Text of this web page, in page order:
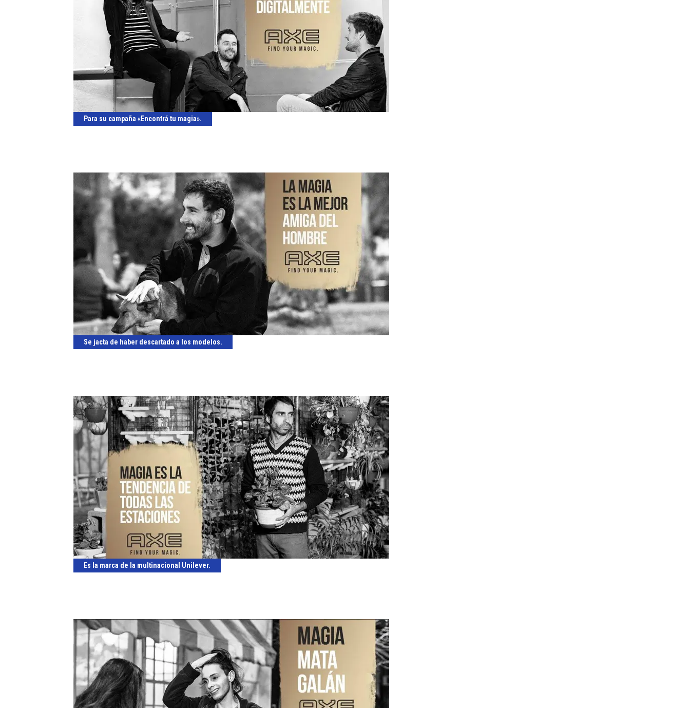
Para su campaña «Encontrá tu magia».
Se jacta de haber descartado a los modelos.
Es la marca de la multinacional Unilever.